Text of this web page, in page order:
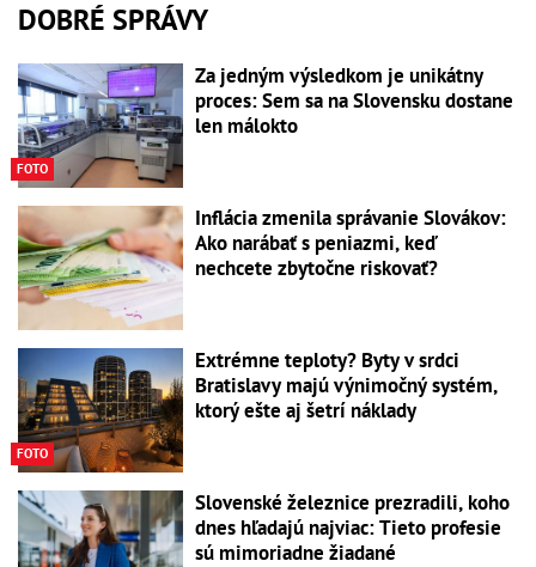
DOBRÉ SPRÁVY
FOTO
Za jedným výsledkom je unikátny
proces: Sem sa na Slovensku dostane
len málokto
Inflácia zmenila správanie Slovákov:
Ako narábať s peniazmi, keď
nechcete zbytočne riskovať?
FOTO
Extrémne teploty? Byty v srdci
Bratislavy majú výnimočný systém,
ktorý ešte aj šetrí náklady
Slovenské železnice prezradili, koho
dnes hľadajú najviac: Tieto profesie
sú mimoriadne žiadané